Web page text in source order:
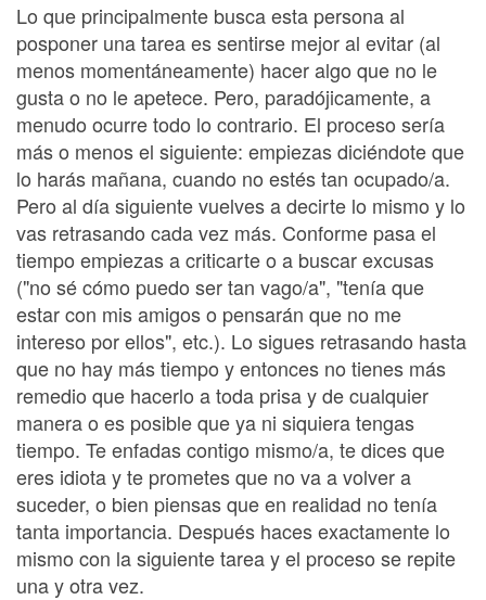
Lo que principalmente busca esta persona al
posponer una tarea es sentirse mejor al evitar (al
menos momentáneamente) hacer algo que no le
gusta o no le apetece. Pero, paradójicamente, a
menudo ocurre todo lo contrario. El proceso sería
más o menos el siguiente: empiezas diciéndote que
lo harás mañana, cuando no estés tan ocupado/a.
Pero al día siguiente vuelves a decirte lo mismo y lo
vas retrasando cada vez más. Conforme pasa el
tiempo empiezas a criticarte o a buscar excusas
("no sé cómo puedo ser tan vago/a", "tenía que
estar con mis amigos o pensarán que no me
intereso por ellos", etc.). Lo sigues retrasando hasta
que no hay más tiempo y entonces no tienes más
remedio que hacerlo a toda prisa y de cualquier
manera o es posible que ya ni siquiera tengas
tiempo. Te enfadas contigo mismo/a, te dices que
eres idiota y te prometes que no va a volver a
suceder, o bien piensas que en realidad no tenía
tanta importancia. Después haces exactamente lo
mismo con la siguiente tarea y el proceso se repite
una y otra vez.